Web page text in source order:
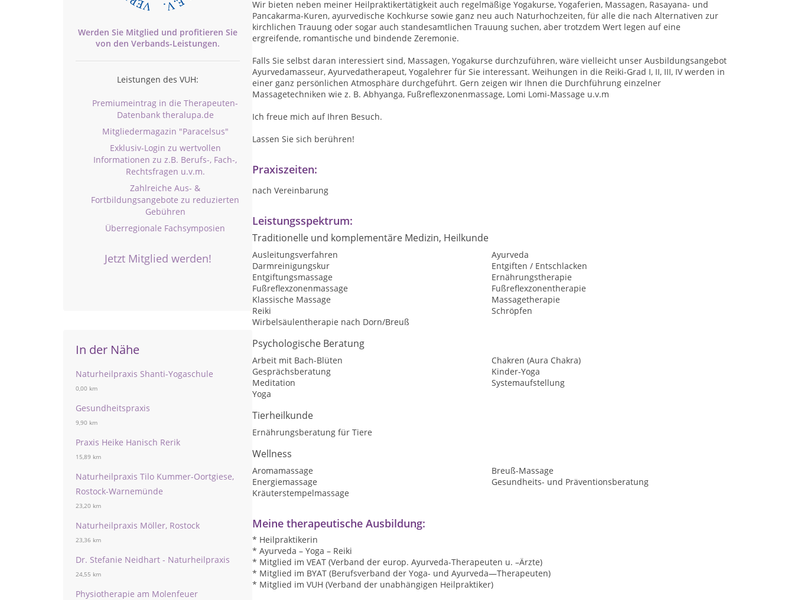
Werden Sie Mitglied und profitieren Sie
von den Verbands-Leistungen.
Leistungen des VUH:
Premiumeintrag in die Therapeuten-
Datenbank theralupa.de
Mitgliedermagazin "Paracelsus"
Exklusiv-Login zu wertvollen
Informationen zu z.B. Berufs-, Fach-,
Rechtsfragen u.v.m.
Zahlreiche Aus- &
Fortbildungsangebote zu reduzierten
Gebühren
Überregionale Fachsymposien
Jetzt Mitglied werden!
In der Nähe
Naturheilpraxis Shanti-Yogaschule
0,00 km
Gesundheitspraxis
9,90 km
Praxis Heike Hanisch Rerik
15,89 km
Naturheilpraxis Tilo Kummer-Oortgiese,
Rostock-Warnemünde
23,20 km
Naturheilpraxis Möller, Rostock
23,36 km
Dr. Stefanie Neidhart - Naturheilpraxis
24,55 km
Physiotherapie am Molenfeuer
Wir bieten neben meiner Heilpraktikertätigkeit auch regelmäßige Yogakurse, Yogaferien, Massagen, Rasayana- und
Pancakarma-Kuren, ayurvedische Kochkurse sowie ganz neu auch Naturhochzeiten, für alle die nach Alternativen zur
kirchlichen Trauung oder sogar auch standesamtlichen Trauung suchen, aber trotzdem Wert legen auf eine
ergreifende, romantische und bindende Zeremonie.
Falls Sie selbst daran interessiert sind, Massagen, Yogakurse durchzuführen, wäre vielleicht unser Ausbildungsangebot
Ayurvedamasseur, Ayurvedatherapeut, Yogalehrer für Sie interessant. Weihungen in die Reiki-Grad I, II, III, IV werden in
einer ganz persönlichen Atmosphäre durchgeführt. Gern zeigen wir Ihnen die Durchführung einzelner
Massagetechniken wie z. B. Abhyanga, Fußreflexzonenmassage, Lomi Lomi-Massage u.v.m
Ich freue mich auf Ihren Besuch.
Lassen Sie sich berühren!
Praxiszeiten:
nach Vereinbarung
Leistungsspektrum:
Traditionelle und komplementäre Medizin, Heilkunde
Ausleitungsverfahren
Ayurveda
Darmreinigungskur
Entgiften / Entschlacken
Entgiftungsmassage
Ernährungstherapie
Fußreflexzonenmassage
Fußreflexzonentherapie
Klassische Massage
Massagetherapie
Reiki
Schröpfen
Wirbelsäulentherapie nach Dorn/Breuß
Psychologische Beratung
Arbeit mit Bach-Blüten
Chakren (Aura Chakra)
Gesprächsberatung
Kinder-Yoga
Meditation
Systemaufstellung
Yoga
Tierheilkunde
Ernährungsberatung für Tiere
Wellness
Aromamassage
Breuß-Massage
Energiemassage
Gesundheits- und Präventionsberatung
Kräuterstempelmassage
Meine therapeutische Ausbildung:
* Heilpraktikerin
* Ayurveda – Yoga – Reiki
* Mitglied im VEAT (Verband der europ. Ayurveda-Therapeuten u. –Ärzte)
* Mitglied im BYAT (Berufsverband der Yoga- und Ayurveda—Therapeuten)
* Mitglied im VUH (Verband der unabhängigen Heilpraktiker)